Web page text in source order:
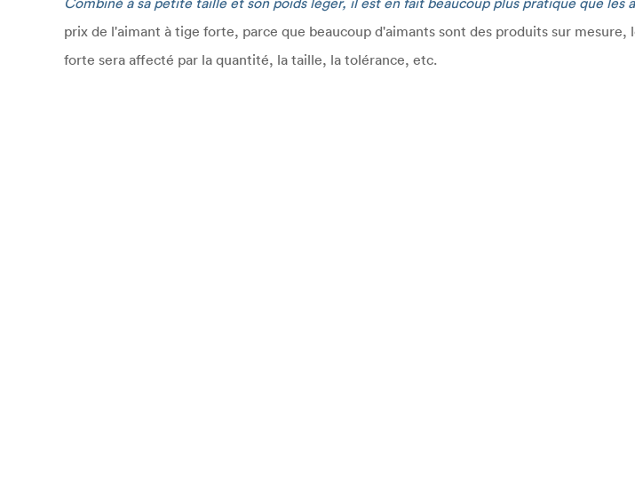
prix de l'aimant à tige forte, parce que beaucoup d'aimants sont des produits sur mesure,
forte sera affecté par la quantité, la taille, la tolérance, etc.